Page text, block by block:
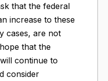
that the federal
increase to these
cases, are not
that the
continue to
consider